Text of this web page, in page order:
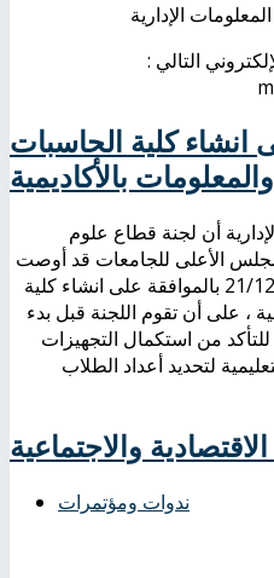
الإدارية
التالي :
انشاء كلية الحاسبات
والمعلومات بالأكاديمية
أن لجنة قطاع علوم
الأعلى للجامعات قد أوصت
بجلستها المنعقدة بتاريخ 21/12/2016 بالموافقة على انشاء كلية
، على أن تقوم اللجنة قبل بدء
للتأكد من استكمال التجهيزات
لتحديد أعداد الطلاب
والاجتماعية
ندوات ومؤتمرات